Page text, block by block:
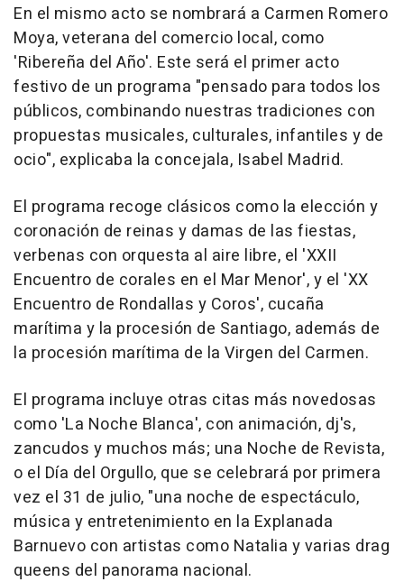
En el mismo acto se nombrará a Carmen Romero
Moya, veterana del comercio local, como
'Ribereña del Año'. Este será el primer acto
festivo de un programa "pensado para todos los
públicos, combinando nuestras tradiciones con
propuestas musicales, culturales, infantiles y de
ocio", explicaba la concejala, Isabel Madrid.
El programa recoge clásicos como la elección y
coronación de reinas y damas de las fiestas,
verbenas con orquesta al aire libre, el 'XXII
Encuentro de corales en el Mar Menor', y el 'XX
Encuentro de Rondallas y Coros', cucaña
marítima y la procesión de Santiago, además de
la procesión marítima de la Virgen del Carmen.
El programa incluye otras citas más novedosas
como 'La Noche Blanca', con animación, dj's,
zancudos y muchos más; una Noche de Revista,
o el Día del Orgullo, que se celebrará por primera
vez el 31 de julio, "una noche de espectáculo,
música y entretenimiento en la Explanada
Barnuevo con artistas como Natalia y varias drag
queens del panorama nacional.